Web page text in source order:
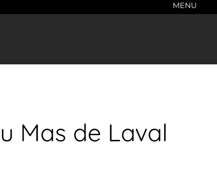
MENU
Mas de Laval